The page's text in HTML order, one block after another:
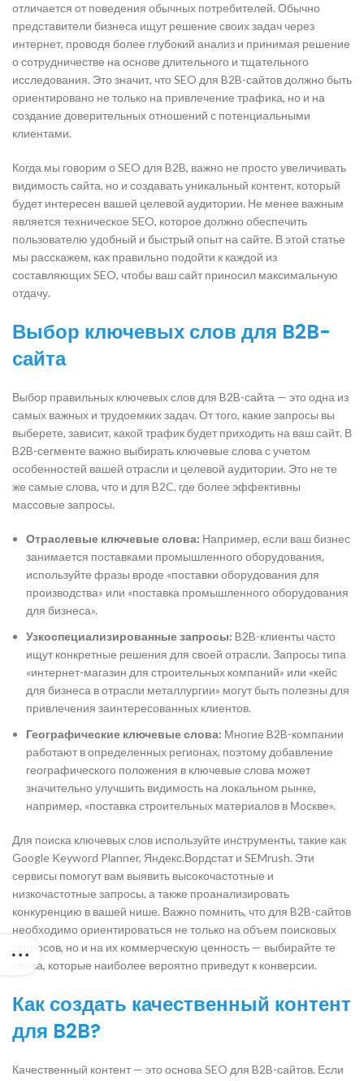
отличается от поведения обычных потребителей. Обычно
представители бизнеса ищут решение своих задач через
интернет, проводя более глубокий анализ и принимая решение
о сотрудничестве на основе длительного и тщательного
исследования. Это значит, что SEO для B2B-сайтов должно быть
ориентировано не только на привлечение трафика, но и на
создание доверительных отношений с потенциальными
клиентами.
Когда мы говорим о SEO для B2B, важно не просто увеличивать
видимость сайта, но и создавать уникальный контент, который
будет интересен вашей целевой аудитории. Не менее важным
является техническое SEO, которое должно обеспечить
пользователю удобный и быстрый опыт на сайте. В этой статье
мы расскажем, как правильно подойти к каждой из
составляющих SEO, чтобы ваш сайт приносил максимальную
отдачу.
Выбор ключевых слов для B2B-
сайта
Выбор правильных ключевых слов для B2B-сайта — это одна из
самых важных и трудоемких задач. От того, какие запросы вы
выберете, зависит, какой трафик будет приходить на ваш сайт. В
B2B-сегменте важно выбирать ключевые слова с учетом
особенностей вашей отрасли и целевой аудитории. Это не те
же самые слова, что и для B2C, где более эффективны
массовые запросы.
Отраслевые ключевые слова: Например, если ваш бизнес
занимается поставками промышленного оборудования,
используйте фразы вроде «поставки оборудования для
производства» или «поставка промышленного оборудования
для бизнеса».
Узкоспециализированные запросы: B2B-клиенты часто
ищут конкретные решения для своей отрасли. Запросы типа
«интернет-магазин для строительных компаний» или «кейс
для бизнеса в отрасли металлургии» могут быть полезны для
привлечения заинтересованных клиентов.
Географические ключевые слова: Многие B2B-компании
работают в определенных регионах, поэтому добавление
географического положения в ключевые слова может
значительно улучшить видимость на локальном рынке,
например, «поставка строительных материалов в Москве».
Для поиска ключевых слов используйте инструменты, такие как
Google Keyword Planner, Яндекс.Вордстат и SEMrush. Эти
сервисы помогут вам выявить высокочастотные и
низкочастотные запросы, а также проанализировать
конкуренцию в вашей нише. Важно помнить, что для B2B-сайтов
необходимо ориентироваться не только на объем поисковых
запросов, но и на их коммерческую ценность — выбирайте те
слова, которые наиболее вероятно приведут к конверсии.
Как создать качественный контент
для B2B?
Качественный контент — это основа SEO для B2B-сайтов. Если